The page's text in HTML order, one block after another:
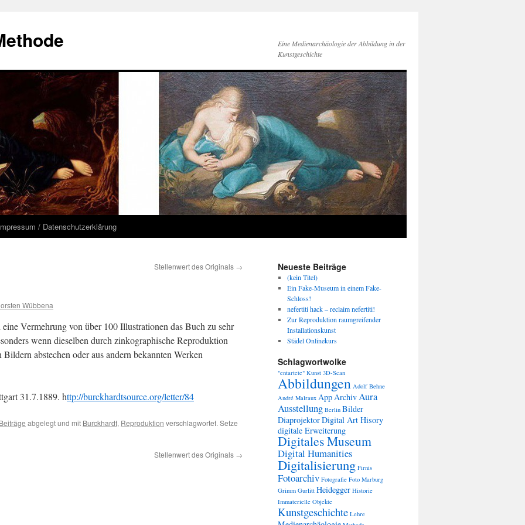
Eine Medienarchäologie der Abbildung in der
Kunstgeschichte
/ Datenschutzerklärung
Stellenwert des Originals →
Wübbena
Vermehrung von über 100 Illustrationen das Buch zu sehr
wenn dieselben durch zinkographische Reproduktion
abstechen oder aus andern bekannten Werken
31.7.1889. http://burckhardtsource.org/letter/84
abgelegt und mit Burckhardt, Reproduktion verschlagwortet. Setze
Stellenwert des Originals →
Neueste Beiträge
(kein Titel)
Ein Fake-Museum in einem Fake-
Schloss!
nefertiti hack – reclaim nefertiti!
Zur Reproduktion raumgreifender
Installationskunst
Städel Onlinekurs
Schlagwortwolke
"entartete" Kunst 3D-Scan
Abbildungen Adolf Behne
André Malraux AppArchivAura
Ausstellung Berlin Bilder
DiaprojektorDigital Art Hisory
digitale Erweiterung
Digitales Museum
Digital Humanities
Digitalisierung Firnis
Fotoarchiv Fotografie Foto Marburg
Grimm Gurlitt Heidegger Historie
Immaterielle Objekte
Kunstgeschichte Lehre